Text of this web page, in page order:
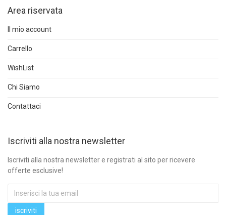
Area riservata
Il mio account
Carrello
WishList
Chi Siamo
Contattaci
Iscriviti alla nostra newsletter
Iscriviti alla nostra newsletter e registrati al sito per ricevere
offerte esclusive!